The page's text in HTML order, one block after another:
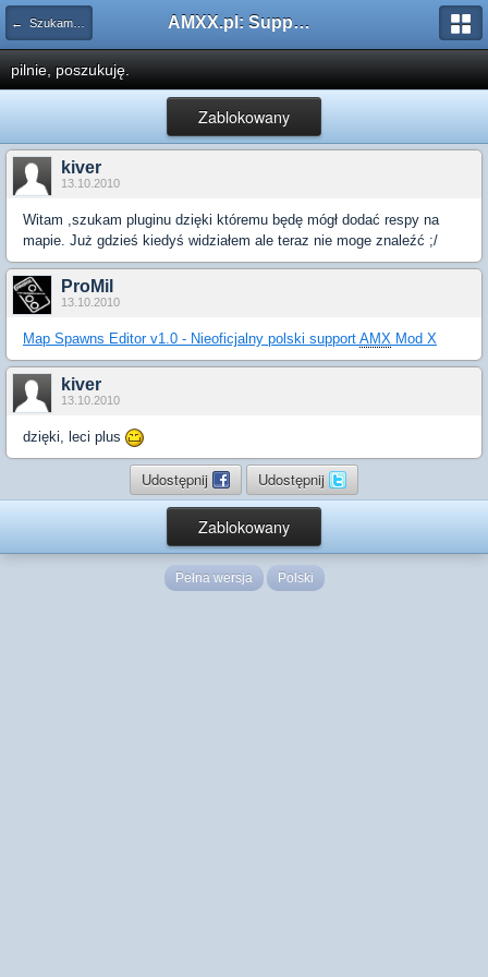
← Szukam pluginu AMXX.pl: Support AMX Mod X i SourceMod
pilnie, poszukuję.
Zablokowany
kiver
13.10.2010
Witam ,szukam pluginu dzięki któremu będę mógł dodać respy na
mapie. Już gdzieś kiedyś widziałem ale teraz nie moge znaleźć ;/
ProMil
13.10.2010
Map Spawns Editor v1.0 - Nieoficjalny polski support AMX Mod X
kiver
13.10.2010
dzięki, leci plus
Udostępnij Udostępnij
Zablokowany
Pełna wersja Polski